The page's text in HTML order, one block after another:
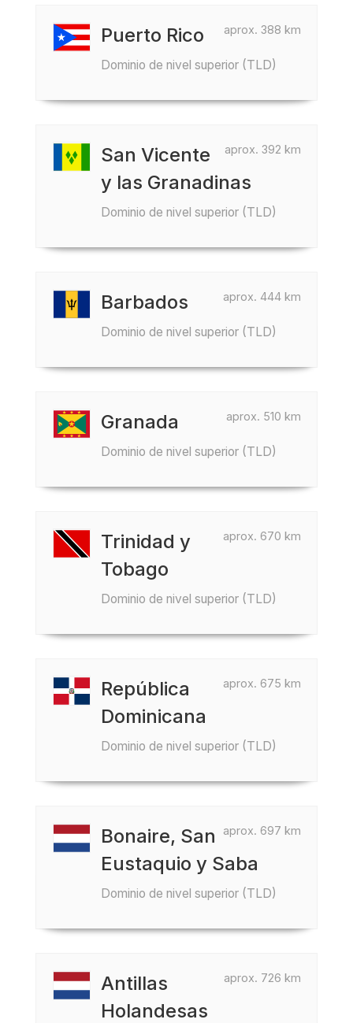
aprox. 388 km
Puerto Rico
Dominio de nivel superior (TLD)
aprox. 392 km
San Vicente
y las Granadinas
Dominio de nivel superior (TLD)
aprox. 444 km
Barbados
Dominio de nivel superior (TLD)
aprox. 510 km
Granada
Dominio de nivel superior (TLD)
aprox. 670 km
Trinidad y
Tobago
Dominio de nivel superior (TLD)
aprox. 675 km
República
Dominicana
Dominio de nivel superior (TLD)
aprox. 697 km
Bonaire, San
Eustaquio y Saba
Dominio de nivel superior (TLD)
aprox. 726 km
Antillas
Holandesas